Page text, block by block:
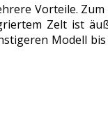
Vorteile.
Zelt ist
Modell